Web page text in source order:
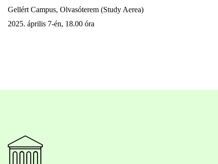
Gellért Campus, Olvasóterem (Study Aerea)
2025. április 7-én, 18.00 óra